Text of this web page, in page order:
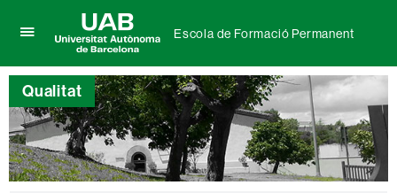
per
desplegar
el
menú
de
Escola
de
Formació
Universitat
Autònoma
de
Barcelona
Escola de Formació Permanent
Qualitat